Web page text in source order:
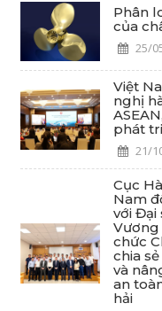
Phân
của
25/
Việt
nghị
phát
21/
Cục
Nam
với Đại
chức
chia
và
an
hải